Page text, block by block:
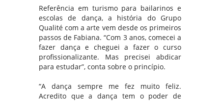
Referência em turismo para bailarinos e
escolas de dança, a história do Grupo
Qualité com a arte vem desde os primeiros
passos de Fabiana. “Com 3 anos, comecei a
fazer dança e cheguei a fazer o curso
profissionalizante. Mas precisei abdicar
para estudar”, conta sobre o princípio.
“A dança sempre me fez muito feliz.
Acredito que a dança tem o poder de